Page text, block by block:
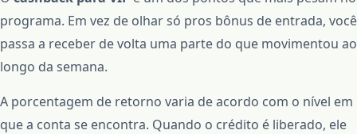
programa. Em vez de olhar só pros bônus de entrada, você
passa a receber de volta uma parte do que movimentou ao
longo da semana.
A porcentagem de retorno varia de acordo com o nível em
que a conta se encontra. Quando o crédito é liberado, ele